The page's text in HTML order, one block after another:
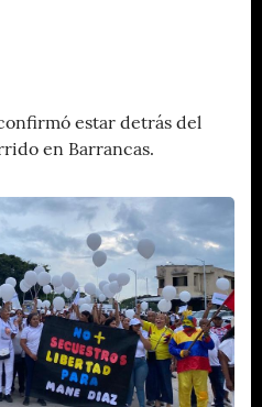
estar detrás del
en Barrancas.